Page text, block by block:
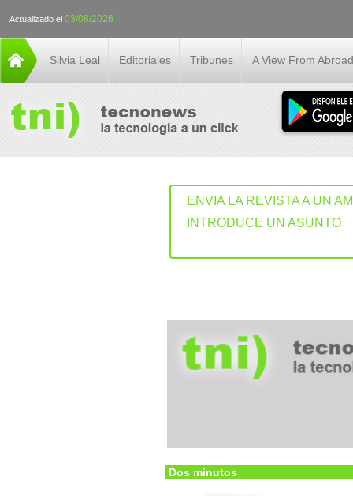
Actualizado el 03/08/2026
Silvia Leal Editoriales Tribunes A View From Abroad
ENVIA LA REVISTA A UN
INTRODUCE UN ASUNTO
Dos minutos